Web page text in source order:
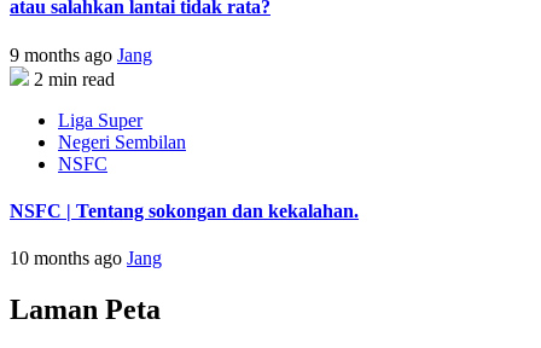
atau salahkan lantai tidak rata?
9 months ago Jang
2 min read
Liga Super
Negeri Sembilan
NSFC
NSFC | Tentang sokongan dan kekalahan.
10 months ago Jang
Laman Peta